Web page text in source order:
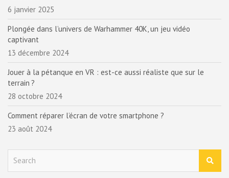
6 janvier 2025
Plongée dans l’univers de Warhammer 40K, un jeu vidéo
captivant
13 décembre 2024
Jouer à la pétanque en VR : est-ce aussi réaliste que sur le
terrain ?
28 octobre 2024
Comment réparer l’écran de votre smartphone ?
23 août 2024